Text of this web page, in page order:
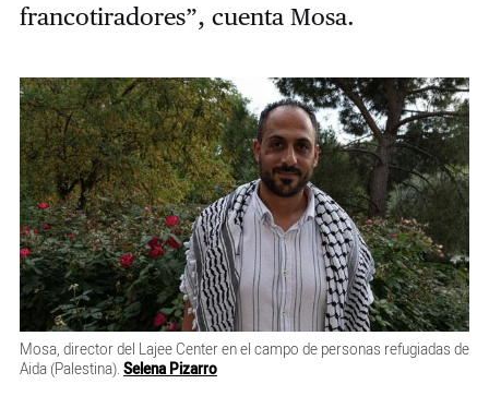
francotiradores”, cuenta Mosa.
Mosa, director del Lajee Center en el campo de personas refugiadas de
Aida (Palestina). Selena Pizarro